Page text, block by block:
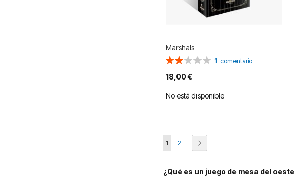
Marshals
Valoración:
1 comentario
18,00 €
No está disponible
Página
Actualmente estás leyendo página
1 Página
2
¿Qué es un juego de mesa del